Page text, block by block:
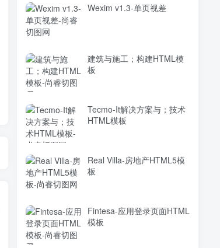
Wexim v1.3-单页视差
建筑与施工；构建HTML模
板
Tecmo-It解决方案与；技术
HTML模板
Real Villa-房地产HTML5模
板
Fintesa-应用登录页面HTML
模板